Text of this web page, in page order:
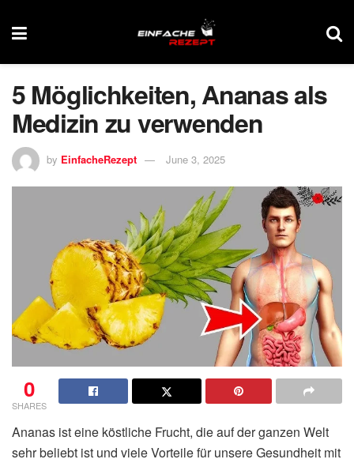
5 Möglichkeiten, Ananas als
Medizin zu verwenden
by EinfacheRezept June 3, 2025
0
SHARES
Ananas ist eine köstliche Frucht, die auf der ganzen Welt
sehr beliebt ist und viele Vorteile für unsere Gesundheit mit